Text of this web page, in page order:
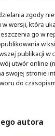
zgody
wersji, która
go w
w
publikacji w
utwór online
swojej stronie
do
autora